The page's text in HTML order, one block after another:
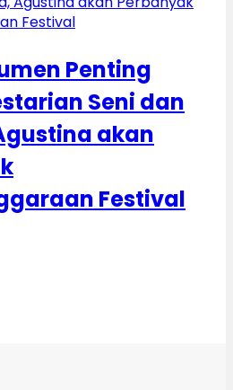
Penting
Seni dan
akan
Festival